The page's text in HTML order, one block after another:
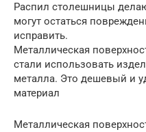
Распил столешницы
могут остаться
исправить.
Металлическая
стали использовать
металла. Это дешевый и
материал
Металлическая